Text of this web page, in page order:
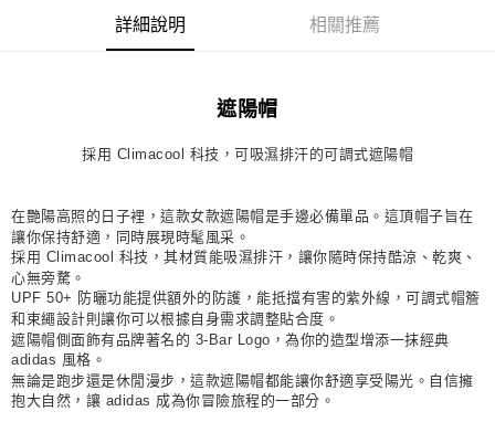
付款後7-11取貨詳細說明 相關推薦
遮陽帽
採用 Climacool 科技，可吸濕排汗的可調式遮陽帽
在艷陽高照的日子裡，這款女款遮陽帽是手邊必備單品。這頂帽子旨在
讓你保持舒適，同時展現時髦風采。
採用 Climacool 科技，其材質能吸濕排汗，讓你隨時保持酷涼、乾爽、
心無旁騖。
UPF 50+ 防曬功能提供額外的防護，能抵擋有害的紫外線，可調式帽簷
和束繩設計則讓你可以根據自身需求調整貼合度。
遮陽帽側面飾有品牌著名的 3-Bar Logo，為你的造型增添一抹經典
adidas 風格。
無論是跑步還是休閒漫步，這款遮陽帽都能讓你舒適享受陽光。自信擁
抱大自然，讓 adidas 成為你冒險旅程的一部分。